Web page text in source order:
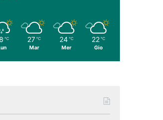
℃ 27 ℃
Mar
24 ℃
Mer
22 ℃
Gio